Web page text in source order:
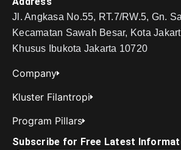
Jl. Angkasa No.55, RT.7/RW.5, Gn.
Kecamatan Sawah Besar, Kota
Khusus Ibukota Jakarta 10720
Company
Kluster Filantropi
Program Pillars
Subscribe for Free Latest